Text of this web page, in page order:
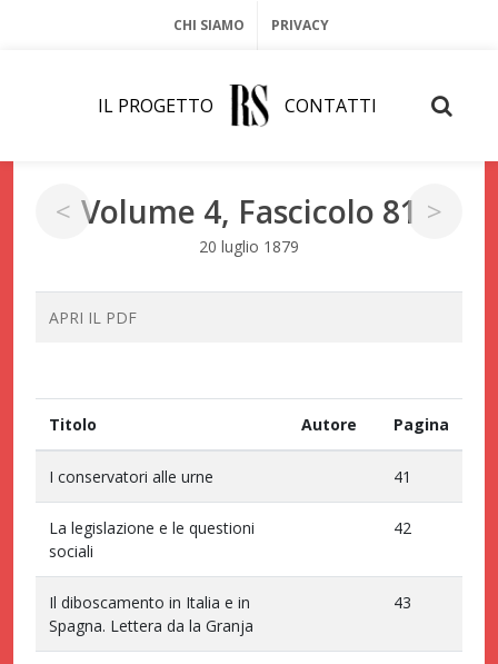
CHI SIAMO PRIVACY
IL PROGETTO CONTATTI
Volume 4, Fascicolo 81
20 luglio 1879
APRI IL PDF
Titolo Autore Pagina
I conservatori alle urne 41
La legislazione e le questioni
sociali
42
Il diboscamento in Italia e in
Spagna. Lettera da la Granja
43
< >